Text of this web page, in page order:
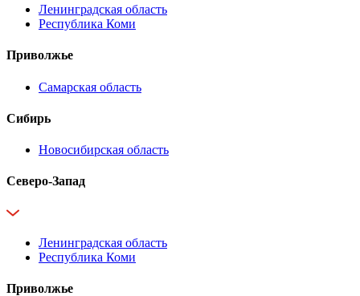
Ленинградская область
Республика Коми
Приволжье
Самарская область
Сибирь
Новосибирская область
Северо-Запад
Ленинградская область
Республика Коми
Приволжье